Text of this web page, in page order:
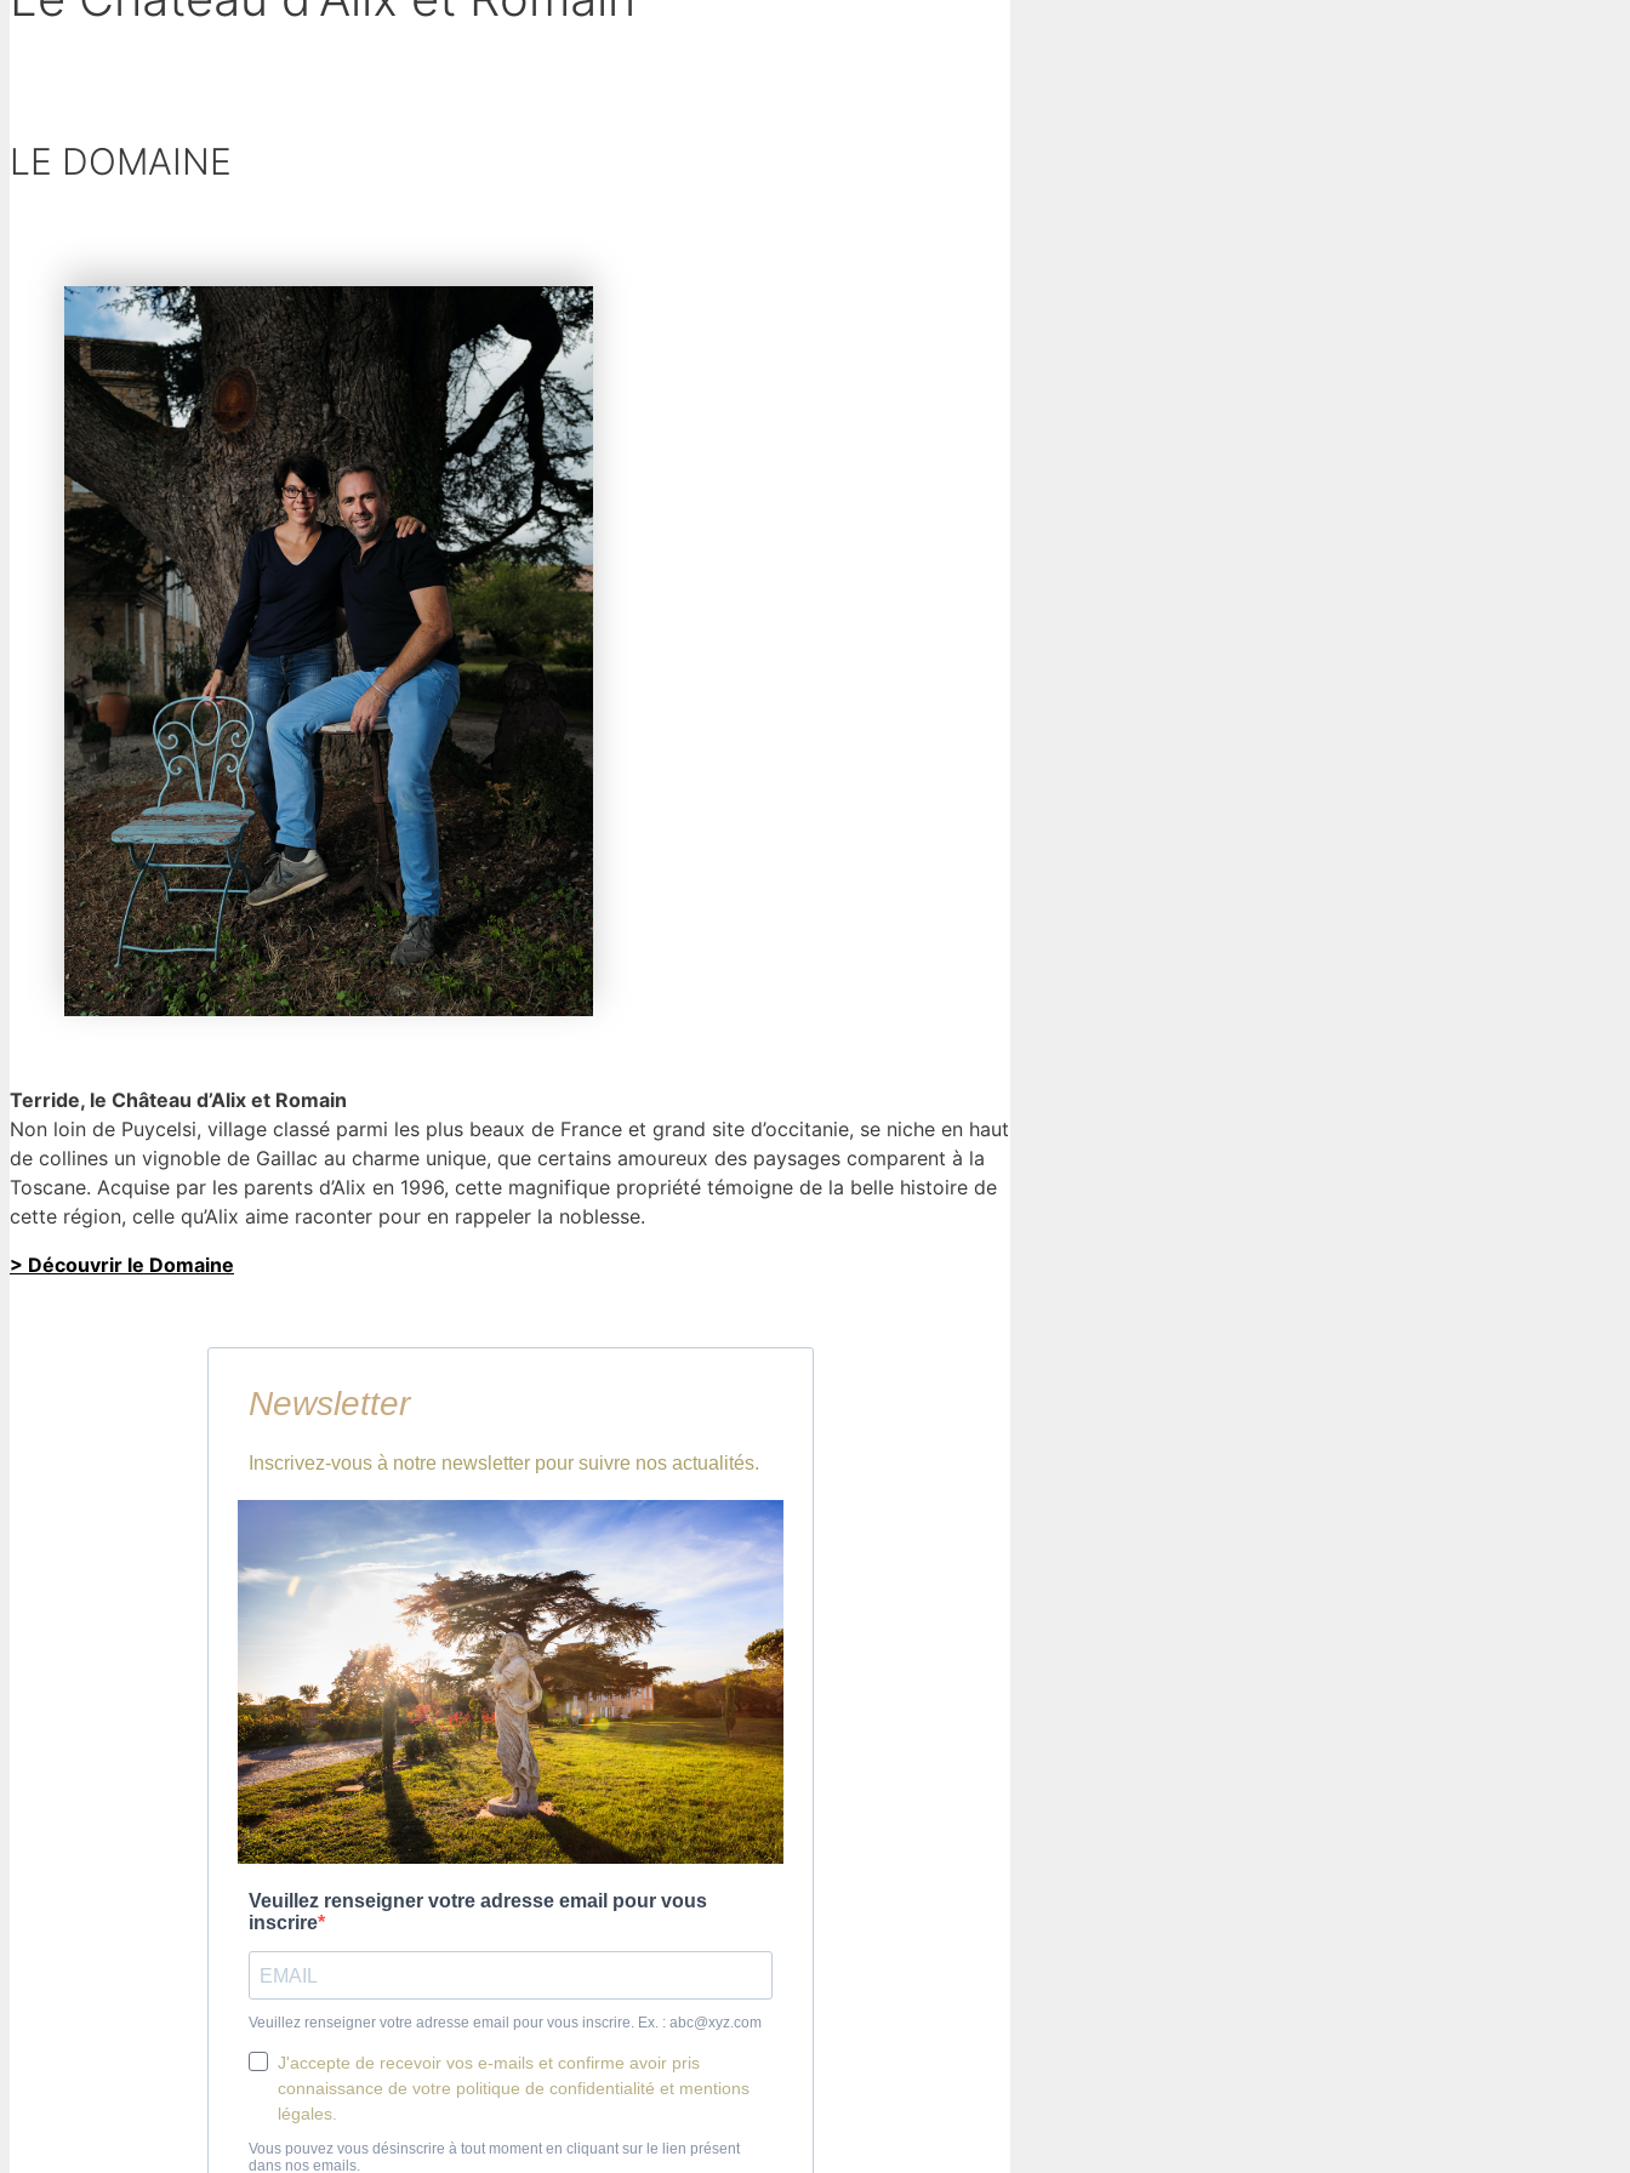
LE DOMAINE
Terride, le Château d’Alix et Romain
Non loin de Puycelsi, village classé parmi les plus beaux de France et grand site d’occitanie, se niche en haut
de collines un vignoble de Gaillac au charme unique, que certains amoureux des paysages comparent à la
Toscane. Acquise par les parents d’Alix en 1996, cette magnifique propriété témoigne de la belle histoire de
cette région, celle qu’Alix aime raconter pour en rappeler la noblesse.
> Découvrir le Domaine